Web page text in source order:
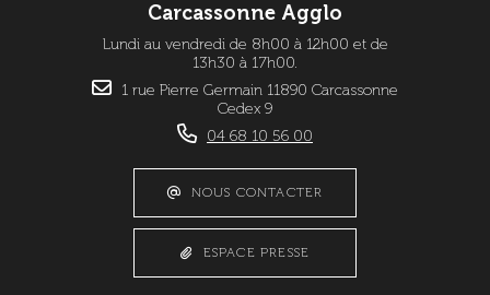
Carcassonne Agglo
Lundi au vendredi de 8h00 à 12h00 et de
13h30 à 17h00.
1 rue Pierre Germain 11890 Carcassonne
Cedex 9
04 68 10 56 00
NOUS CONTACTER
ESPACE PRESSE